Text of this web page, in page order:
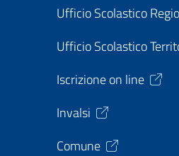
Ufficio Scolastico
Ufficio Scolastico
Iscrizione on line
Invalsi
Comune